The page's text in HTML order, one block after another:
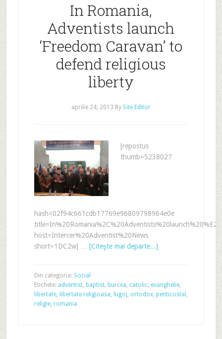
In Romania,
Adventists launch
‘Freedom Caravan’ to
defend religious
liberty
aprilie 24, 2013 By Site Editor
[repostus
thumb=5238027
hash=02f94c661cdb17769e96809798964e0e
host=Intercer%20Adventist%20News
short=1DC2w] … [Citeşte mai departe...]
Din categoria: Social
Etichete: adventist, baptist, burcea, catolic, evanghelie,
libertate, libertate religioasa, lugoj, ortodox, penticostal ,
religie, romania